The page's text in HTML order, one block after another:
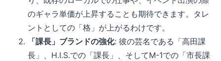
のギャラ単価が上昇することも期待できます。タレ
ントとしての「格」が上がるわけです。
「課長」ブランドの強化: 彼の芸名である「高田課
長」、H.I.S.での「課長」、そしてM-1での「市長課